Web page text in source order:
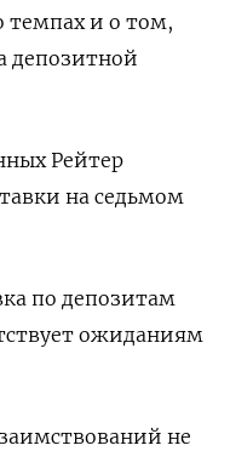
темпах и о том,
депозитной
Рейтер
на седьмом
по депозитам
ожиданиям
не